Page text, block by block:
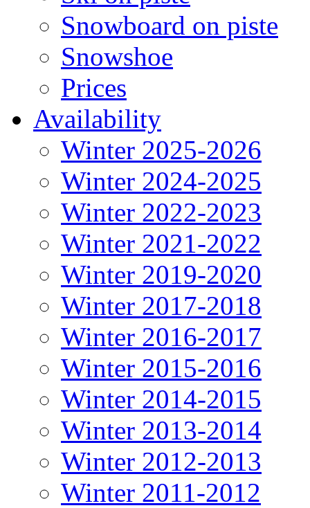
Snowboard on piste
Snowshoe
Prices
Availability
Winter 2025-2026
Winter 2024-2025
Winter 2022-2023
Winter 2021-2022
Winter 2019-2020
Winter 2017-2018
Winter 2016-2017
Winter 2015-2016
Winter 2014-2015
Winter 2013-2014
Winter 2012-2013
Winter 2011-2012